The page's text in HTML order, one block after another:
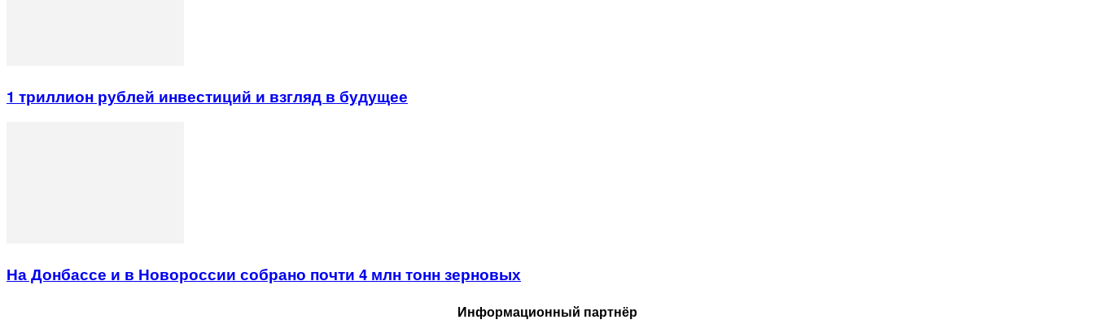
1 триллион рублей инвестиций и взгляд в будущее
На Донбассе и в Новороссии собрано почти 4 млн тонн зерновых
Информационный партнёр